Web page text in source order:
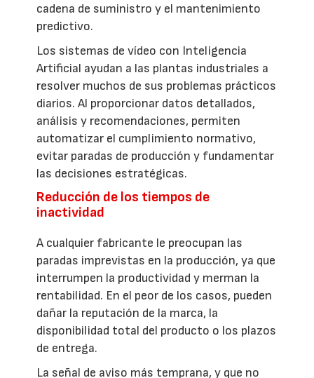
cadena de suministro y el mantenimiento
predictivo.
Los sistemas de vídeo con Inteligencia
Artificial ayudan a las plantas industriales a
resolver muchos de sus problemas prácticos
diarios. Al proporcionar datos detallados,
análisis y recomendaciones, permiten
automatizar el cumplimiento normativo,
evitar paradas de producción y fundamentar
las decisiones estratégicas.
Reducción de los tiempos de
inactividad
A cualquier fabricante le preocupan las
paradas imprevistas en la producción, ya que
interrumpen la productividad y merman la
rentabilidad. En el peor de los casos, pueden
dañar la reputación de la marca, la
disponibilidad total del producto o los plazos
de entrega.
La señal de aviso más temprana, y que no